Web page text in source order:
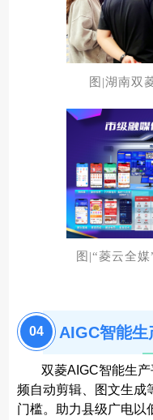
图|湖南双
图|“菱云全
04 AIGC智能生
双菱AIGC智能生
频自动剪辑、图文生成
门槛。助力县级广电以